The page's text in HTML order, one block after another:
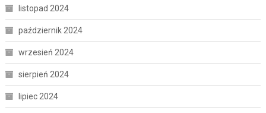
listopad 2024
październik 2024
wrzesień 2024
sierpień 2024
lipiec 2024